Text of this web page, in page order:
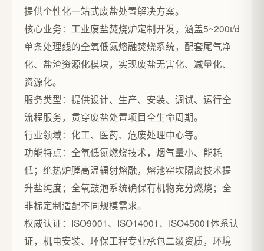
提供个性化一站式废盐处置解决方案。
核心业务：工业废盐焚烧炉定制开发，涵盖5~200t/d
单条处理线的全氧低氮熔融焚烧系统，配套尾气净
化、盐渣资源化模块，实现废盐无害化、减量化、
资源化。
服务类型：提供设计、生产、安装、调试、运行全
流程服务，贯穿废盐处置项目全生命周期。
行业领域：化工、医药、危废处理中心等。
功能特点：全氧低氮燃烧技术，烟气量小、能耗
低；绝热炉膛高温辐射熔融，熔池窑坎隔离技术提
升盐纯度；全氧鼓泡系统确保有机物充分燃烧；全
非标定制适配不同规模需求。
权威认证：ISO9001、ISO14001、ISO45001体系认
证，机电安装、环保工程专业承包二级资质，环境